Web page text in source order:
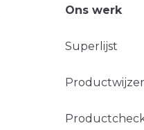
Ons werk
Superlijst